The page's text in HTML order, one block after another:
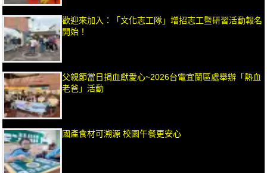
歡迎來加入：「文化志工隊」增招志工暨研習活動報名
開始！
父親節當日捐血獻愛心~2026台電宜蘭區處舉辦「熱血
老爸」活動
國產食材可溯源 校園午餐更安心